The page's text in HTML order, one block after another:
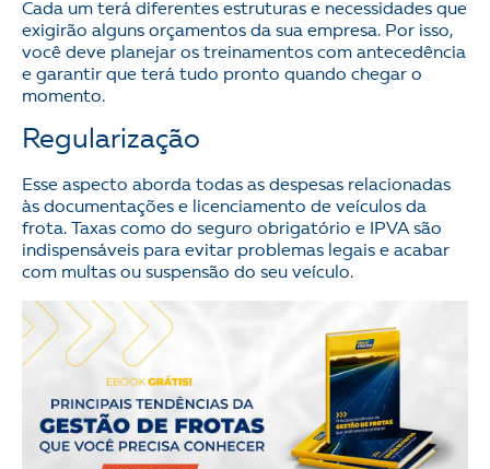
Cada um terá diferentes estruturas e necessidades que
exigirão alguns orçamentos da sua empresa. Por isso,
você deve planejar os treinamentos com antecedência
e garantir que terá tudo pronto quando chegar o
momento.
Regularização
Esse aspecto aborda todas as despesas relacionadas
às documentações e licenciamento de veículos da
frota. Taxas como do seguro obrigatório e IPVA são
indispensáveis para evitar problemas legais e acabar
com multas ou suspensão do seu veículo.